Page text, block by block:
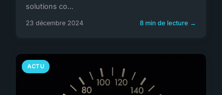
solutions co...
23 décembre 2024 8 min de lecture →
ACTU